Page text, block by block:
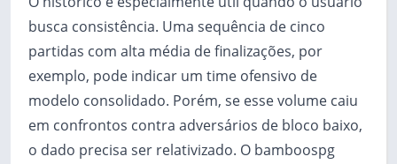
busca consistência. Uma sequência de cinco
partidas com alta média de finalizações, por
exemplo, pode indicar um time ofensivo de
modelo consolidado. Porém, se esse volume caiu
em confrontos contra adversários de bloco baixo,
o dado precisa ser relativizado. O bamboospg